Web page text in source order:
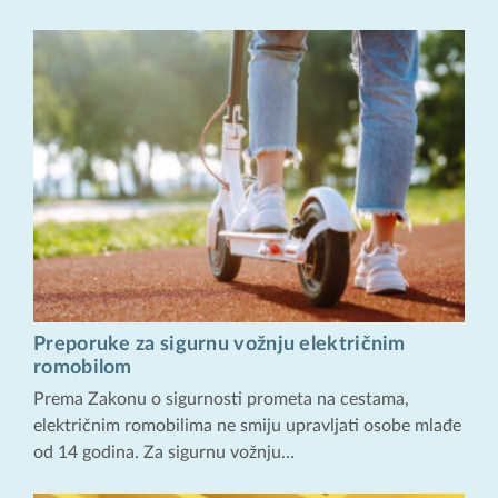
Preporuke za sigurnu vožnju električnim
romobilom
Prema Zakonu o sigurnosti prometa na cestama,
električnim romobilima ne smiju upravljati osobe mlađe
od 14 godina. Za sigurnu vožnju…